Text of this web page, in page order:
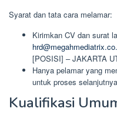
Syarat dan tata cara melamar:
Kirimkan CV dan surat
[POSISI] – JAKARTA
Hanya pelamar yang
untuk proses
Kualifikasi